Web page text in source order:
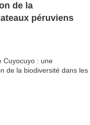
de la
péruviens